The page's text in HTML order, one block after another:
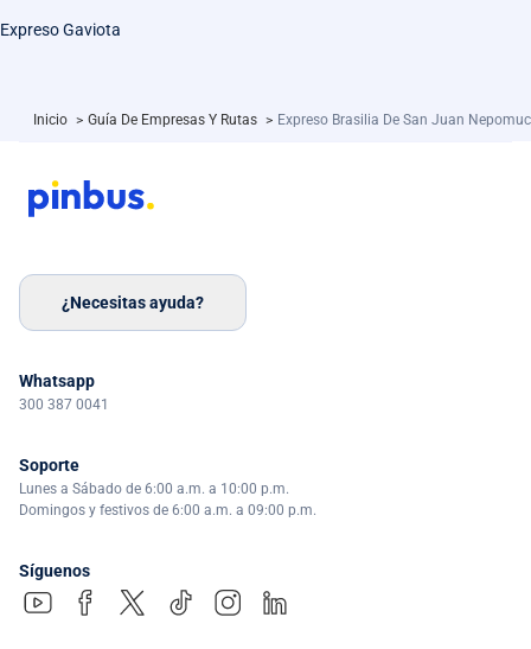
Expreso Gaviota
Inicio > Guía De Empresas Y Rutas > Expreso Brasilia De San Juan
¿Necesitas ayuda?
Whatsapp
300 387 0041
Soporte
Lunes a Sábado de 6:00 a.m. a 10:00 p.m.
Domingos y festivos de 6:00 a.m. a 09:00 p.m.
Síguenos